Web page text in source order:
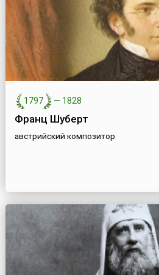
1797 — 1828
Франц Шуберт
австрийский композитор